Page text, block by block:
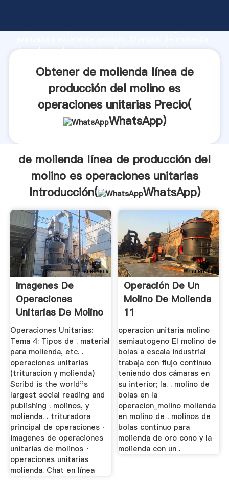
capacidad de producción, fuerza de investigación
línea de producción del molino es operaciones
todos los clientes.
Obtener de molienda línea de
producción del molino es
operaciones unitarias Precio(
WhatsApp)
de molienda línea de producción del
molino es operaciones unitarias
Introducción(
WhatsApp)
Imagenes De
Operaciones
Unitarias De Molino
Operaciones Unitarias:
Tema 4: Tipos de . material
para molienda, etc. .
operaciones unitarias
(trituracion y molienda)
Scribd is the world''s
largest social reading and
publishing . molinos, y
molienda. . trituradora
principal de operaciones ·
imagenes de operaciones
unitarias de molinos ·
operaciones unitarias
molienda. Chat en línea
Operación De Un
Molino De Molienda
11
operacion unitaria molino
semiautogeno El molino de
bolas a escala industrial
trabaja con flujo continuo
teniendo dos cámaras en
su interior; la. . molino de
bolas en la
operacion_molino molienda
en molino de . molinos de
bolas continuo para
molienda de oro cono y la
molienda con un .